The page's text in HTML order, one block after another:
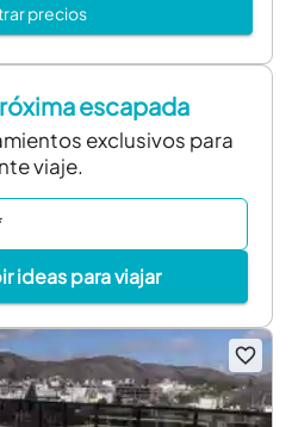
precios
escapada
exclusivos para
viaje.
ideas para viajar